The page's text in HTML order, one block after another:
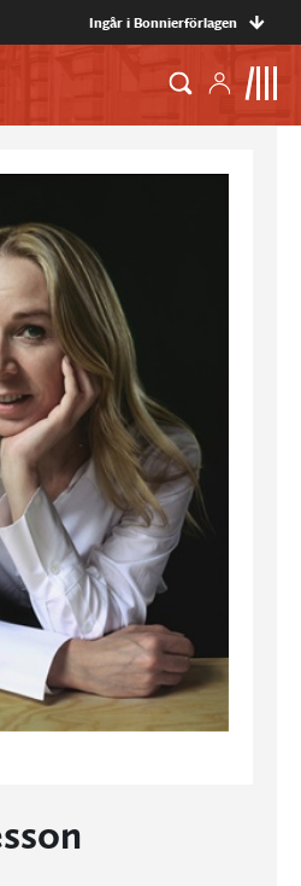
Ingår i Bonnierförlagen